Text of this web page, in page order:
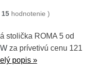
15 hodnotenie )
stolička ROMA 5 od
za prívetivú cenu 121
popis »